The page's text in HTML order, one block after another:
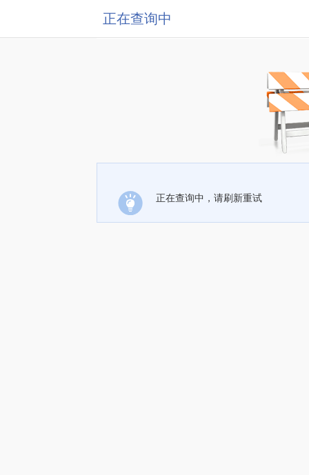
正在查询中
正在查询中，请刷新重试